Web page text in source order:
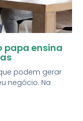
papa ensina
podem gerar
negócio. Na